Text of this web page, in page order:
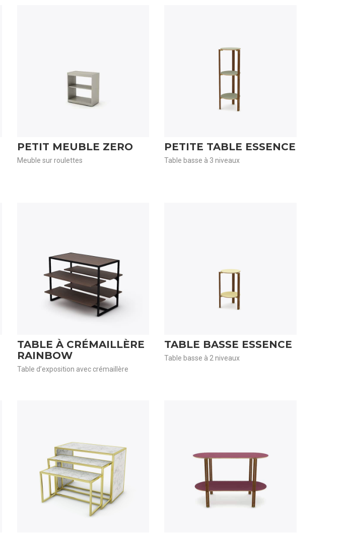
PETIT MEUBLE ZERO
Meuble sur roulettes
PETITE TABLE ESSENCE
Table basse à 3 niveaux
TABLE À CRÉMAILLÈRE
RAINBOW
Table d’exposition avec crémaillère
TABLE BASSE ESSENCE
Table basse à 2 niveaux